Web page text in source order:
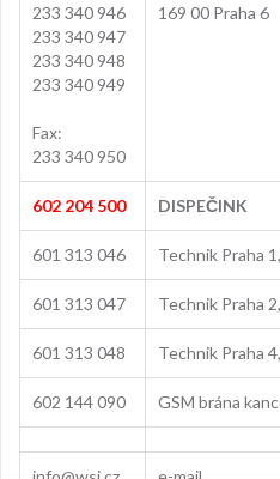
233 340 946
233 340 947
233 340 948
233 340 949
Fax:
233 340 950
169 00 Praha 6
602 204 500 DISPEČINK
601 313 046 Technik Praha
601 313 047 Technik Praha
601 313 048 Technik Praha
602 144 090 GSM brána